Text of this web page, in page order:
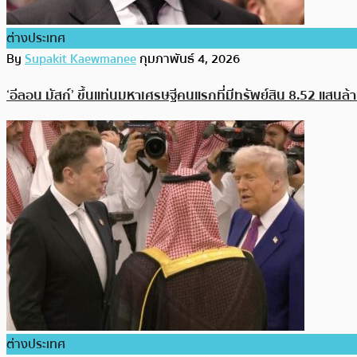
ต่างประเทศ
BySupakit Kaewmaneeกุมภาพันธ์ 4, 2026
‘อีลอน มัสก์’ ขึ้นแท่นมหาเศรษฐีคนแรกที่มีทรัพย์สิน 8.52 แสนล้
ต่างประเทศ